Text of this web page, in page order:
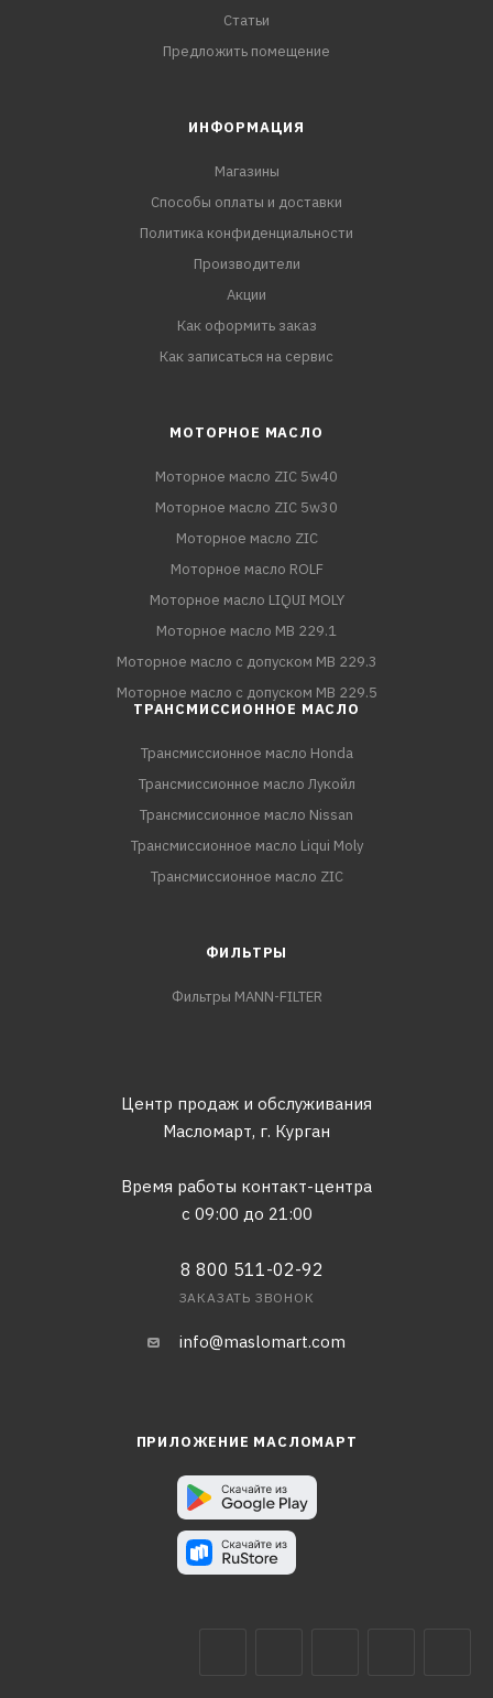
Статьи
Предложить помещение
ИНФОРМАЦИЯ
Магазины
Способы оплаты и доставки
Политика конфиденциальности
Производители
Акции
Как оформить заказ
Как записаться на сервис
МОТОРНОЕ МАСЛО
Моторное масло ZIC 5w40
Моторное масло ZIC 5w30
Моторное масло ZIC
Моторное масло ROLF
Моторное масло LIQUI MOLY
Моторное масло MB 229.1
Моторное масло с допуском MB 229.3
Моторное масло с допуском MB 229.5
ТРАНСМИССИОННОЕ МАСЛО
Трансмиссионное масло Honda
Трансмиссионное масло Лукойл
Трансмиссионное масло Nissan
Трансмиссионное масло Liqui Moly
Трансмиссионное масло ZIC
ФИЛЬТРЫ
Фильтры MANN-FILTER
Центр продаж и обслуживания
Масломарт, г. Курган
Время работы контакт-центра
с 09:00 до 21:00
8 800 511-02-92
ЗАКАЗАТЬ ЗВОНОК
info@maslomart.com
ПРИЛОЖЕНИЕ МАСЛОМАРТ